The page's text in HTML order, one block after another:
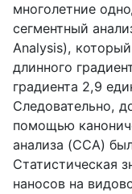
многолетние
сегментный
Analysis),
длинного
градиента 2,9
Следовательно,
помощью
анализа (CCA)
Статистическая
наносов на